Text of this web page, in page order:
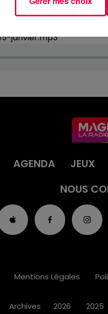
janvier.mp3
AGENDA JEUX
NOUS
Mentions Légales
Archives 2026 2025